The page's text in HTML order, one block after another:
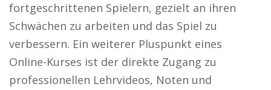
fortgeschrittenen Spielern, gezielt an ihren
Schwächen zu arbeiten und das Spiel zu
verbessern. Ein weiterer Pluspunkt eines
Online-Kurses ist der direkte Zugang zu
professionellen Lehrvideos, Noten und